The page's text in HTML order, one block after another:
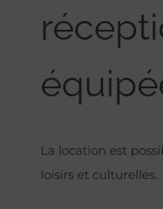
La location est
loisirs et culturelles.